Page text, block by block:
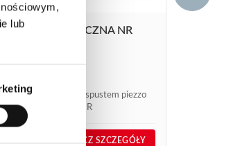
lub
BEZPIECZNA NR
€ netto
bezpieczna ze spustem piezzo
gamy Raptor i Titane R
ZOBACZ SZCZEGÓŁY